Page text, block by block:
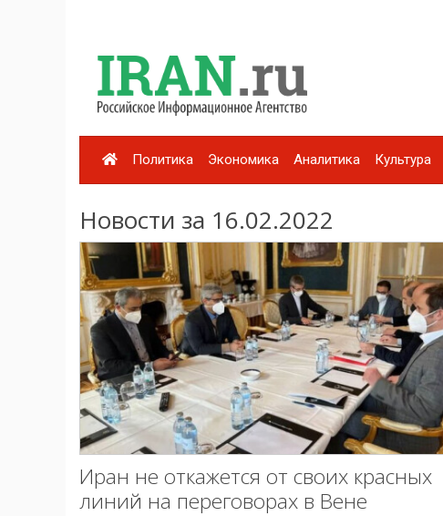
Политика Экономика Аналитика Культура
Новости за 16.02.2022
Иран не откажется от своих красных
линий на переговорах в Вене